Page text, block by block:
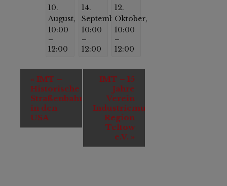
10.
August,
10:00
–
12:00
14.
September,
10:00
–
12:00
12.
Oktober,
10:00
–
12:00
Veranstaltung-
Navigation
« IMT –
Historische
Straßenbahnen
in den
USA
IMT – 15
Jahre
Verein
Industriemuseum
Region
Teltow
e.V. »